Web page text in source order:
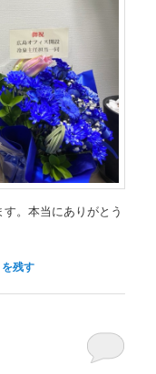
。本当にありがとう
残す